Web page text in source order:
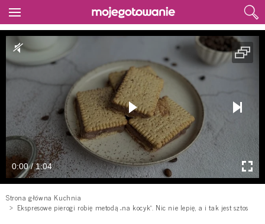
0:00 / 1:04
Strona główna Kuchnia
Ekspresowe pierogi robię metodą „na kocyk”. Nic nie lepię, a i tak jest sztos